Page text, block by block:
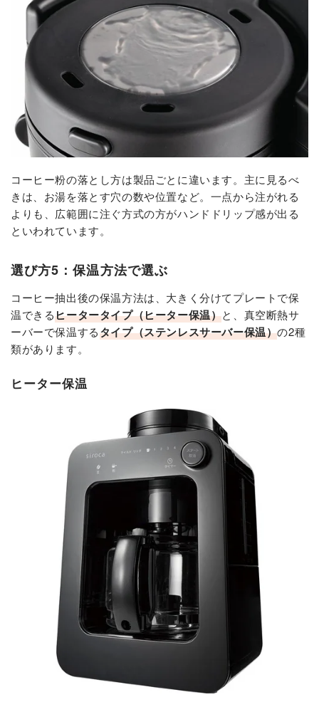
コーヒー粉の落とし方は製品ごとに違います。主に見るべ
きは、お湯を落とす穴の数や位置など。一点から注がれる
よりも、広範囲に注ぐ方式の方がハンドドリップ感が出る
といわれています。
選び方5：保温方法で選ぶ
コーヒー抽出後の保温方法は、大きく分けてプレートで保
温できるヒータータイプ（ヒーター保温）と、真空断熱サ
ーバーで保温するタイプ（ステンレスサーバー保温）の2種
類があります。
ヒーター保温